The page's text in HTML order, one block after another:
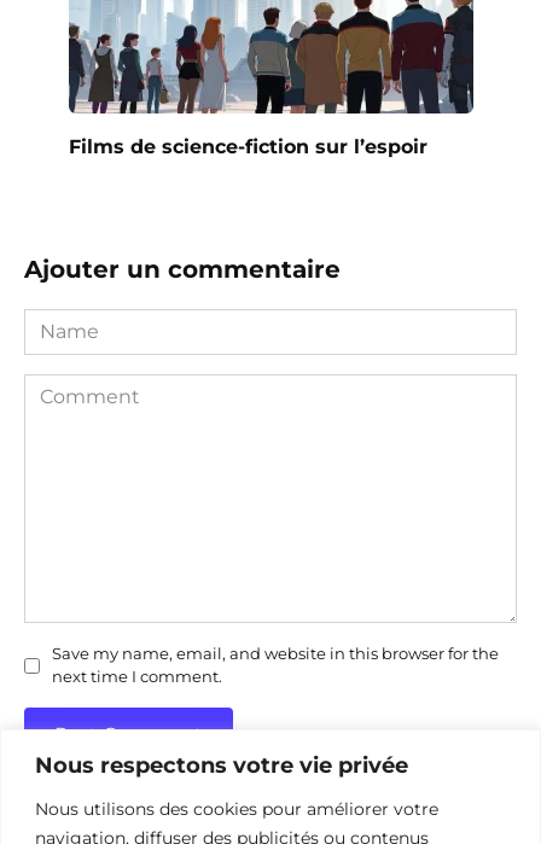
Nous respectons votre vie privée
Nous utilisons des cookies pour améliorer votre
navigation, diffuser des publicités ou contenus
Films de science-fiction sur l’espoir
Ajouter un commentaire
Name
Comment
Save my name, email, and website in this browser for the
next time I comment.